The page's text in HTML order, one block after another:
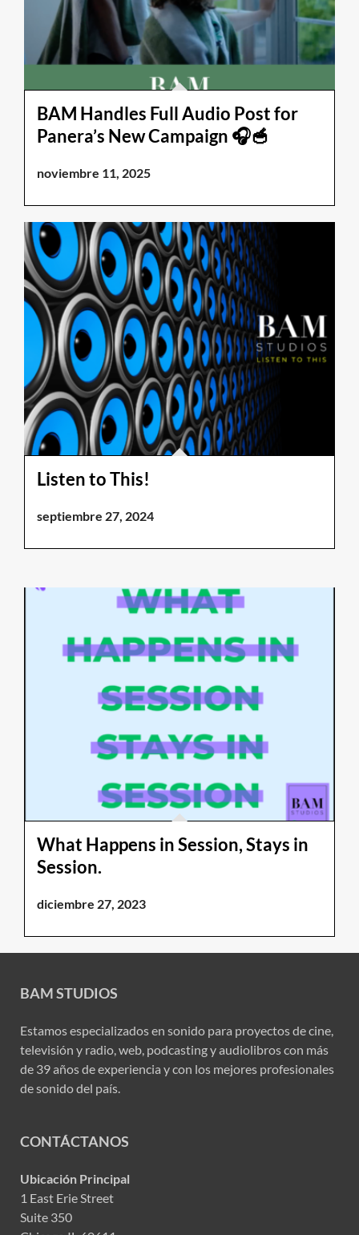
BAM Handles Full Audio Post for
Panera’s New Campaign 🎧🥣
noviembre 11, 2025
Listen to This!
septiembre 27, 2024
What Happens in Session, Stays in
Session.
diciembre 27, 2023
BAM STUDIOS
Estamos especializados en sonido para proyectos de cine,
televisión y radio, web, podcasting y audiolibros con más
de 39 años de experiencia y con los mejores profesionales
de sonido del país.
CONTÁCTANOS
Ubicación Principal
1 East Erie Street
Suite 350